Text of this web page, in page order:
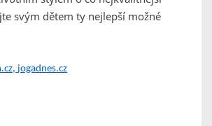
svým dětem ty nejlepší možné
, jogadnes.cz